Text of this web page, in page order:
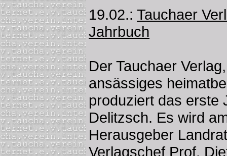
19.02.: Tauchaer
Jahrbuch
Der Tauchaer
ansässiges
produziert das erste
Delitzsch. Es wird
Herausgeber
Verlagschef Prof.